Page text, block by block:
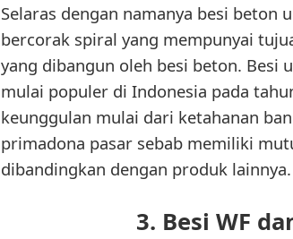
Selaras dengan namanya besi beton
bercorak spiral yang mempunyai
yang dibangun oleh besi beton. Besi
mulai populer di Indonesia pada
keunggulan mulai dari ketahanan
primadona pasar sebab memiliki
dibandingkan dengan produk lainnya.
3. Besi WF